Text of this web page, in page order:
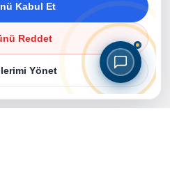
Kabul Et
Reddet
Yönet